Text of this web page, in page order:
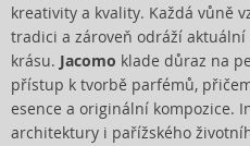
kreativity a kvality. Každá vůně
tradici a zároveň odráží
krásu. Jacomo klade důraz na
přístup k tvorbě parfémů,
esence a originální kompozice.
architektury i pařížského